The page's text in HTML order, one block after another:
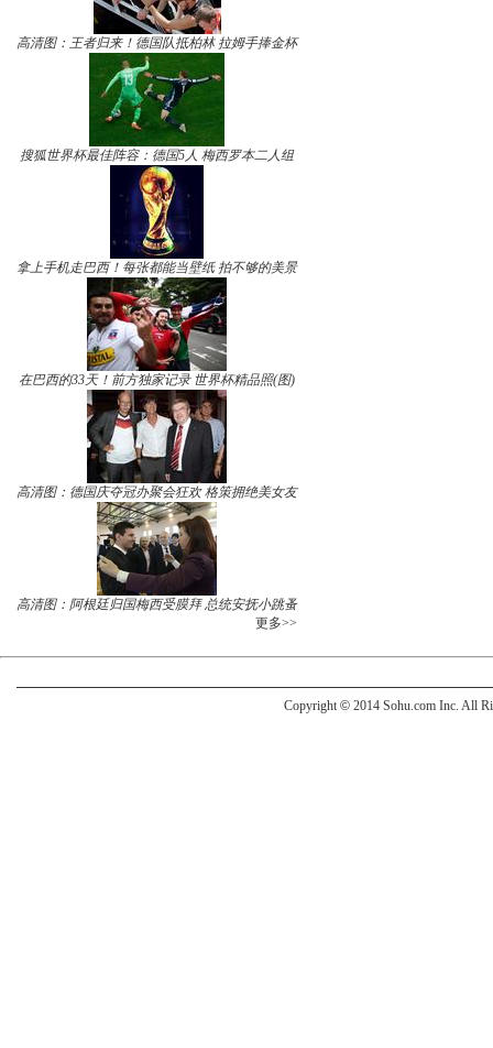
高清图：王者归来！德国队抵柏林 拉姆手捧金杯
搜狐世界杯最佳阵容：德国5人 梅西罗本二人组
拿上手机走巴西！每张都能当壁纸 拍不够的美景
在巴西的33天！前方独家记录 世界杯精品照(图)
高清图：德国庆夺冠办聚会狂欢 格策拥绝美女友
高清图：阿根廷归国梅西受膜拜 总统安抚小跳蚤
更多>>
Copyright © 2014 Sohu.com Inc. All